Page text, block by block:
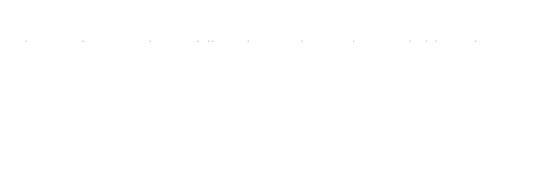
Inspanningen om het welzijn op het werk te verbeteren hebben niet